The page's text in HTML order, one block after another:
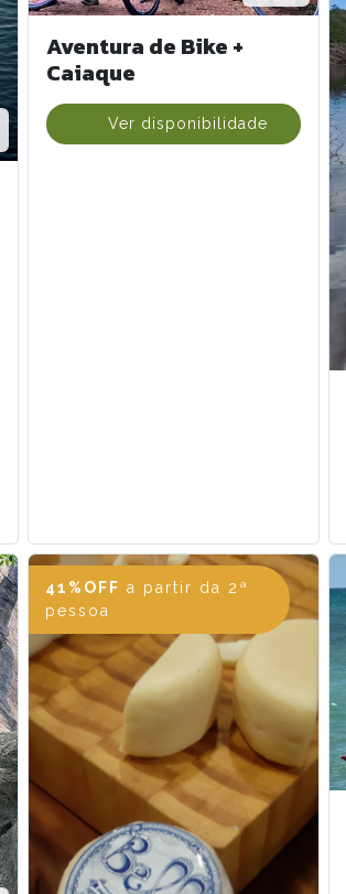
Aventura de Bike +
Caiaque
Ver disponibilidade
41%OFF a partir da 2ª
pessoa